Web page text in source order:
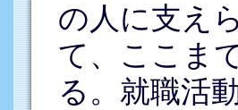
の人に支え
て、ここま
る。就職活